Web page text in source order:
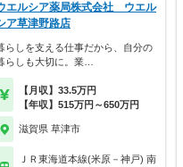
エルシア薬局株式会社 ウエル
ア草津野路店
らしを支える仕事だから、自分の
らしも大切に。業…
【月収】33.5万円
【年収】515万円～650万円
滋賀県 草津市
ＪＲ東海道本線(米原－神戸) 南